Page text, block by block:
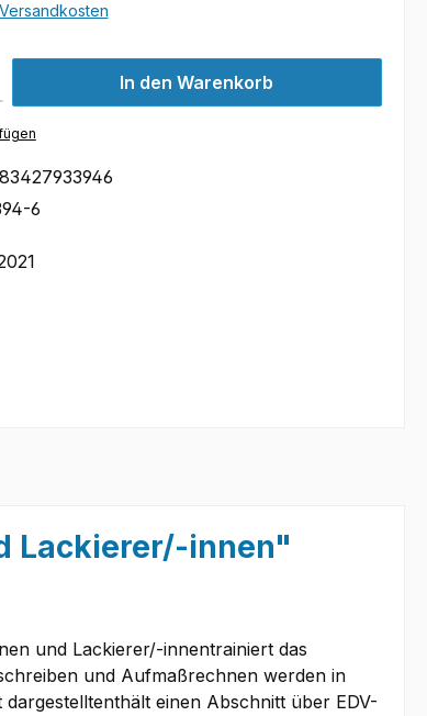
gewünschten Wert ein oder benutze die Schaltflächen
In den Warenkorb
6
Lackierer/-innen"
und Lackierer/-innentrainiert das
und Aufmaßrechnen werden in
einen Abschnitt über EDV-